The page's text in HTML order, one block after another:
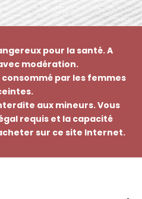
pour la santé. A
modération.
consommé par les femmes
aux mineurs. Vous
requis et la capacité
sur ce site Internet.